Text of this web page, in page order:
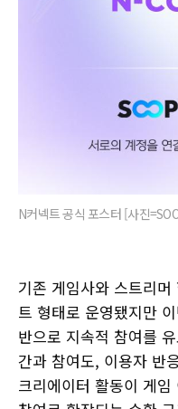
N커넥트 공식 포스터 [사진
기존 게임사와 스트리
트 형태로 운영됐지만
반으로 지속적 참여를
간과 참여도, 이용자 반
크리에이터 활동이 게